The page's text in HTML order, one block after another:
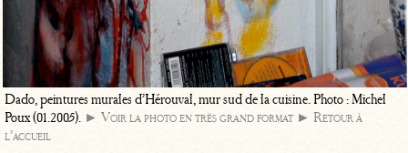
Dado, peintures murales d’Hérouval, mur sud de la cuisine. Photo : Michel
Poux (01.2005). ► Voir la photo en très grand format ► Retour à
l’accueil